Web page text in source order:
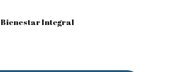
Bienestar Integral